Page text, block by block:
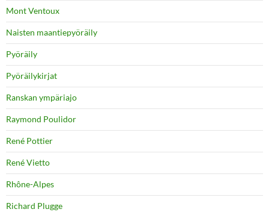
Mont Ventoux
Naisten maantiepyöräily
Pyöräily
Pyöräilykirjat
Ranskan ympäriajo
Raymond Poulidor
René Pottier
René Vietto
Rhône-Alpes
Richard Plugge